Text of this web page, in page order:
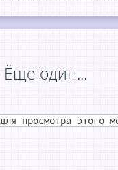
один...
просмотра этого